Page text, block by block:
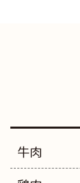
牛肉